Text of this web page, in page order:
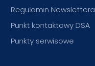
Regulamin Newslettera
Punkt kontaktowy DSA
Punkty serwisowe